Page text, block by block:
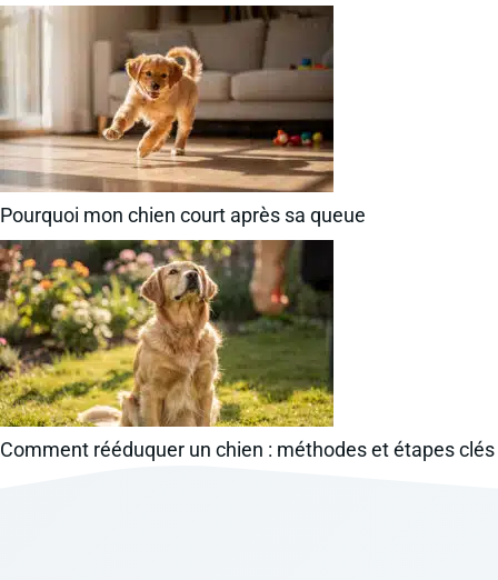
Pourquoi mon chien court après sa queue
Comment rééduquer un chien : méthodes et étapes clés